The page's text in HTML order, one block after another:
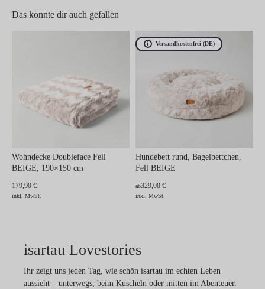
Das könnte dir auch gefallen
Wohndecke Doubleface Fell
BEIGE, 190×150 cm
179,90 €
inkl. MwSt.
Versandkostenfrei (DE)
Hundebett rund, Bagelbettchen,
Fell BEIGE
ab329,00 €
inkl. MwSt.
isartau Lovestories
Ihr zeigt uns jeden Tag, wie schön isartau im echten Leben
aussieht – unterwegs, beim Kuscheln oder mitten im Abenteuer.